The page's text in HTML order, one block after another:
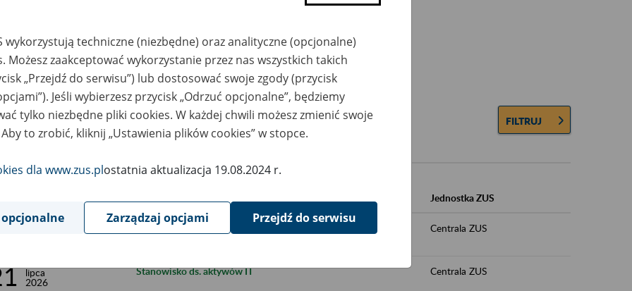
publikacji od Data publikacji do
FILTRUJ
Jednostka ZUS
31 Architekt IT (k/m) Centrala ZUS
lipca
2026
Stanowisko ds. aktywów IT Centrala ZUS
wykorzystują techniczne (niezbędne) oraz analityczne (opcjonalne)
Możesz zaakceptować wykorzystanie przez nas wszystkich takich
„Przejdź do serwisu”) lub dostosować swoje zgody (przycisk
Jeśli wybierzesz przycisk „Odrzuć opcjonalne”, będziemy
tylko niezbędne pliki cookies. W każdej chwili możesz zmienić swoje
to zrobić, kliknij „Ustawienia plików cookies” w stopce.
dla www.zus.plostatnia aktualizacja 19.08.2024 r.
Zarządzaj opcjami Przejdź do serwisu